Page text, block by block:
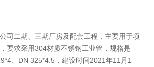
司二期、三期厂房及配套工程，主要用于项
要求采用304材质不锈钢工业管，规格是
、DN 325*4.5，建设时间2021年11月1